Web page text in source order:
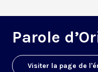
Parole
Visiter la page de